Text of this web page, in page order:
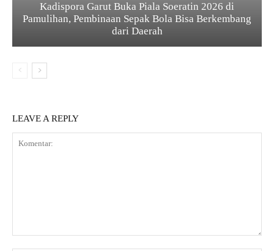
Kadispora Garut Buka Piala Soeratin 2026 di
Pamulihan, Pembinaan Sepak Bola Bisa Berkembang
dari Daerah
LEAVE A REPLY